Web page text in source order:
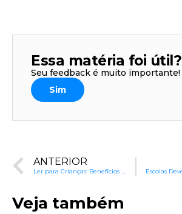
Essa matéria foi útil?
Seu feedback é muito importante!
Sim
ANTERIOR
Ler para Crianças: Benefícios que Estimulam o Desenvolvimento
Veja também